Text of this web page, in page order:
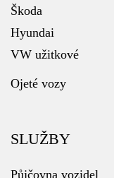
Škoda
Hyundai
VW užitkové
Ojeté vozy
SLUŽBY
Půjčovna vozidel